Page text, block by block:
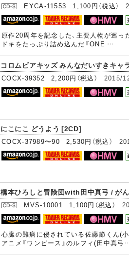
EYCA-11553 1,100円（税込）
原作20周年を記念した、主要人物が巡
ドキをたっぷり詰め込んだ『ONE …
コロムビアキッズ みんなだいすきキャ
COCX-39352 2,200円（税込） 2015/
にこにこ どうよう [2CD]
COCX-37989〜90 2,530円（税込）
橋本ひろしと冒険団with田中真弓 / が
MVS-10001 1,100円（税込）
心臓の難病に侵されている佐藤節くん(
アニメ『ワンピース』のルフィ(田中真弓